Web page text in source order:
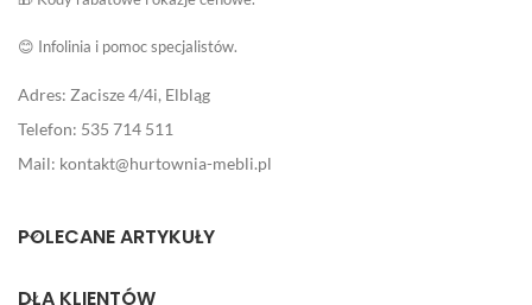
😊 Infolinia i pomoc specjalistów.
Adres: Zacisze 4/4i, Elbląg
Telefon: 535 714 511
Mail: kontakt@hurtownia-mebli.pl
POLECANE ARTYKUŁY
DLA KLIENTÓW